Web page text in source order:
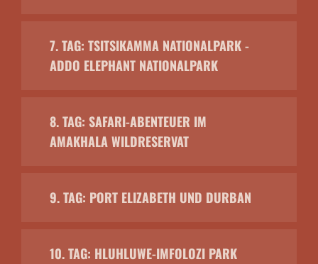
7. TAG: TSITSIKAMMA NATIONALPARK -
ADDO ELEPHANT NATIONALPARK
8. TAG: SAFARI-ABENTEUER IM
AMAKHALA WILDRESERVAT
9. TAG: PORT ELIZABETH UND DURBAN
10. TAG: HLUHLUWE-IMFOLOZI PARK